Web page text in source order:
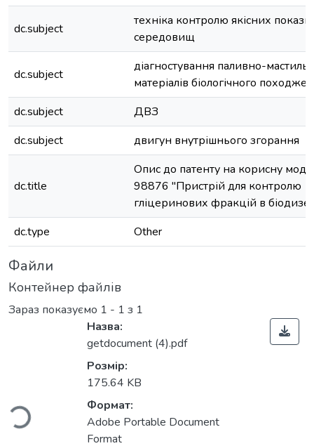
dc.subject
техніка контролю якісних
середовищ
dc.subject
діагностування паливно-
матеріалів біологічного
dc.subject
ДВЗ
dc.subject
двигун внутрішнього згорання
dc.title
Опис до патенту на корисну
98876 "Пристрій для контролю
гліцеринових фракцій в
dc.type
Other
Файли
Контейнер файлів
Зараз показуємо 1 - 1 з 1
Вантажиться...
Назва:
getdocument (4).pdf
Розмір:
175.64 KB
Формат:
Adobe Portable Document
Format